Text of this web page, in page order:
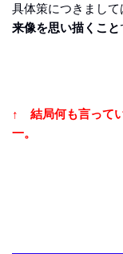
具体策につきまし
来像を思い描くこと
↑ 結局何も言って
一。